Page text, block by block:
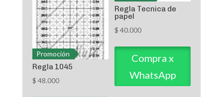
Promoción
Regla 1045
$ 48.000
Regla Tecnica de
papel
$ 40.000
Compra x
WhatsApp